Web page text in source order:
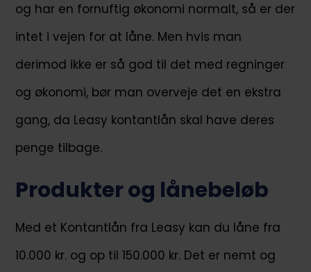
og har en fornuftig økonomi normalt, så er der
intet i vejen for at låne. Men hvis man
derimod ikke er så god til det med regninger
og økonomi, bør man overveje det en ekstra
gang, da Leasy kontantlån skal have deres
penge tilbage.
Produkter og lånebeløb
Med et Kontantlån fra Leasy kan du låne fra
10.000 kr. og op til 150.000 kr. Det er nemt og